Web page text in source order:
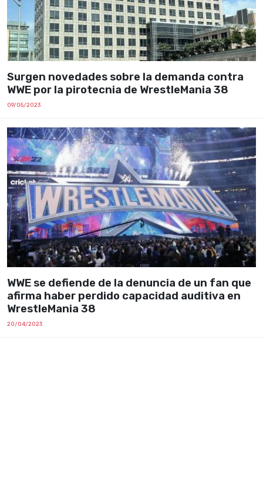
Surgen novedades sobre la demanda contra
WWE por la pirotecnia de WrestleMania 38
09/05/2023
WWE se defiende de la denuncia de un fan que
afirma haber perdido capacidad auditiva en
WrestleMania 38
20/04/2023